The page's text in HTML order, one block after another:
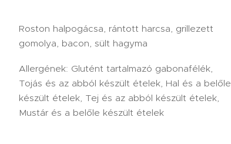
Roston halpogácsa, rántott harcsa, grillezett
gomolya, bacon, sült hagyma
Allergének: Glutént tartalmazó gabonafélék,
Tojás és az abból készült ételek, Hal és a belőle
készült ételek, Tej és az abból készült ételek,
Mustár és a belőle készült ételek